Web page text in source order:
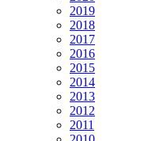
2019
2018
2017
2016
2015
2014
2013
2012
2011